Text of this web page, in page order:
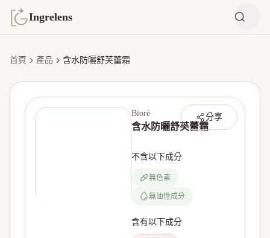
Ingrelens
首頁 產品 含水防曬舒芙蕾霜
分享
Bioré
含水防曬舒芙蕾霜
不含以下成分
無色素
無油性成分
含有以下成分